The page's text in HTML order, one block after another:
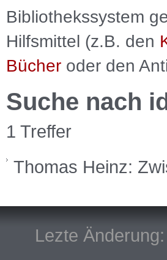
Bibliothekssystem
Hilfsmittel (z.B. den
Bücher oder den
Suche nach
1 Treffer
Thomas Heinz:
Lezte